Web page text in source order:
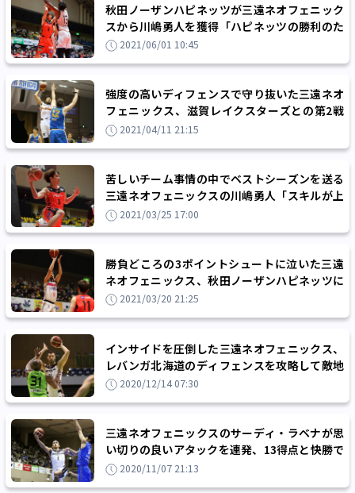
秋田ノーザンハピネッツが三遠ネオフェニック
スから川嶋勇人を獲得「ハピネッツの勝利のた
めに全肉体を捧げたい」
2021/06/01 10:45
強度の高いディフェンスで守り抜いた三遠ネオ
フェニックス、滋賀レイクスターズとの第2戦
を制して7連敗に終止符
2021/04/11 21:15
苦しいチーム事情の中でベストシーズンを送る
三遠ネオフェニックスの川嶋勇人「スキルが上
がって視野が広がった」
2021/03/25 17:00
勝負どころの3ポイントシュートに泣いた三遠
ネオフェニックス、秋田ノーザンハピネッツに
5点差の惜敗
2021/03/20 21:25
インサイドを圧倒した三遠ネオフェニックス、
レバンガ北海道のディフェンスを攻略して敵地
で2連勝
2020/12/14 07:30
三遠ネオフェニックスのサーディ・ラベナが思
い切りの良いアタックを連発、13得点と快勝で
プロデビュー戦を飾る
2020/11/07 21:13